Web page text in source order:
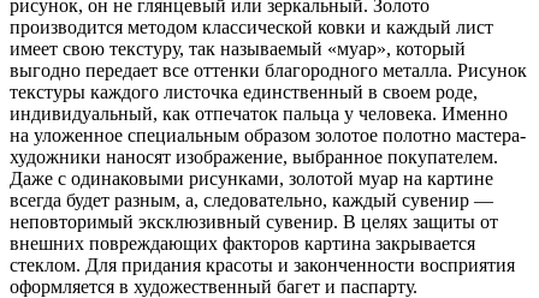
рисунок, он не глянцевый или зеркальный. Золото
производится методом классической ковки и каждый лист
имеет свою текстуру, так называемый «муар», который
выгодно передает все оттенки благородного металла. Рисунок
текстуры каждого листочка единственный в своем роде,
индивидуальный, как отпечаток пальца у человека. Именно
на уложенное специальным образом золотое полотно мастера-
художники наносят изображение, выбранное покупателем.
Даже с одинаковыми рисунками, золотой муар на картине
всегда будет разным, а, следовательно, каждый сувенир —
неповторимый эксклюзивный сувенир. В целях защиты от
внешних повреждающих факторов картина закрывается
стеклом. Для придания красоты и законченности восприятия
оформляется в художественный багет и паспарту.